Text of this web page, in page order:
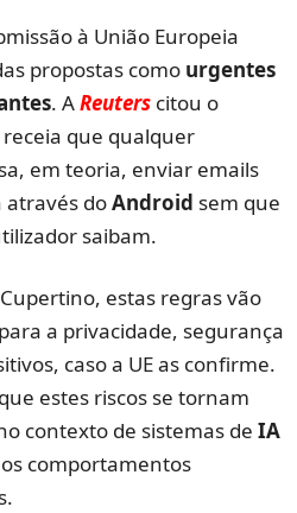
à União Europeia
propostas como urgentes
. AReuters citou o
que qualquer
em teoria, enviar emails
através doAndroid sem que
saibam.
estas regras vão
para a privacidade, segurança
caso a UE as confirme.
estes riscos se tornam
contexto de sistemas de IA
comportamentos